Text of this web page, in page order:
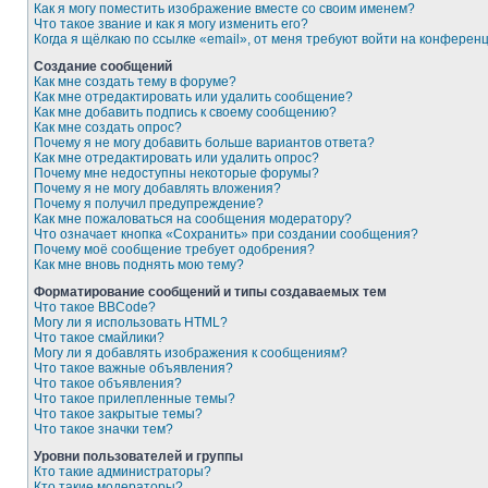
Как я могу поместить изображение вместе со своим именем?
Что такое звание и как я могу изменить его?
Когда я щёлкаю по ссылке «email», от меня требуют войти на
Создание сообщений
Как мне создать тему в форуме?
Как мне отредактировать или удалить сообщение?
Как мне добавить подпись к своему сообщению?
Как мне создать опрос?
Почему я не могу добавить больше вариантов ответа?
Как мне отредактировать или удалить опрос?
Почему мне недоступны некоторые форумы?
Почему я не могу добавлять вложения?
Почему я получил предупреждение?
Как мне пожаловаться на сообщения модератору?
Что означает кнопка «Сохранить» при создании сообщения?
Почему моё сообщение требует одобрения?
Как мне вновь поднять мою тему?
Форматирование сообщений и типы создаваемых тем
Что такое BBCode?
Могу ли я использовать HTML?
Что такое смайлики?
Могу ли я добавлять изображения к сообщениям?
Что такое важные объявления?
Что такое объявления?
Что такое прилепленные темы?
Что такое закрытые темы?
Что такое значки тем?
Уровни пользователей и группы
Кто такие администраторы?